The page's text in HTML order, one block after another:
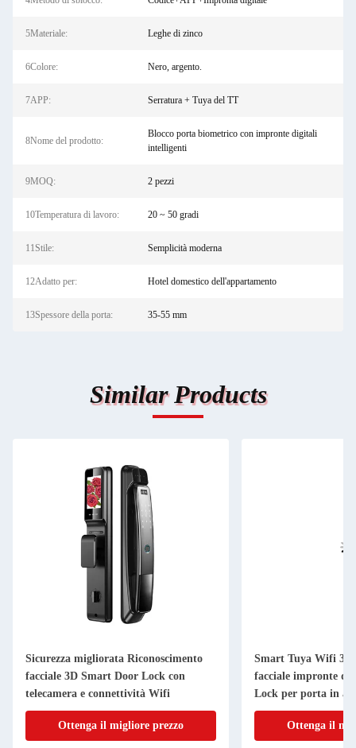
5Materiale: Leghe di zinco
6Colore: Nero, argento.
7APP: Serratura + Tuya del TT
8Nome del prodotto:
Blocco porta biometrico con impronte digitali
intelligenti
9MOQ: 2 pezzi
10Temperatura di lavoro: 20 ~ 50 gradi
11Stile: Semplicità moderna
12Adatto per: Hotel domestico dell'appartamento
13Spessore della porta: 35-55 mm
Similar Products
Sicurezza migliorata Riconoscimento
facciale 3D Smart Door Lock con
telecamera e connettività Wifi
Ottenga il migliore prezzo
Smart Tuya Wifi 3D
facciale impronte
Lock per porta in
Ottenga il